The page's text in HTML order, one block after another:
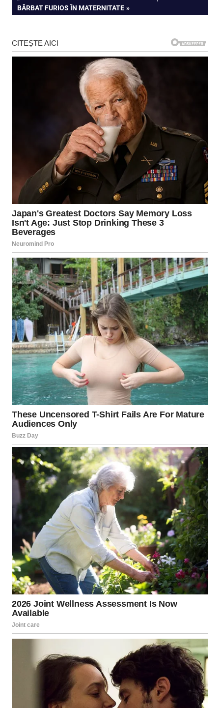
POST:
BĂRBAT FURIOS ÎN MATERNITATE